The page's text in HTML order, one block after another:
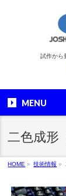
試作から
MENU
二色成形
HOME » 技術情報 »